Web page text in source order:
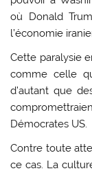
où Donald
l’économie
Cette paralysie
comme celle
d’autant que
Démocrates US.
Contre toute
ce cas. La